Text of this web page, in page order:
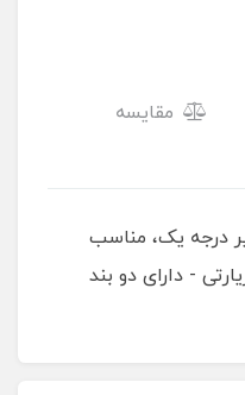
مقایسه
درجه یک، مناسب
- دارای دو بند